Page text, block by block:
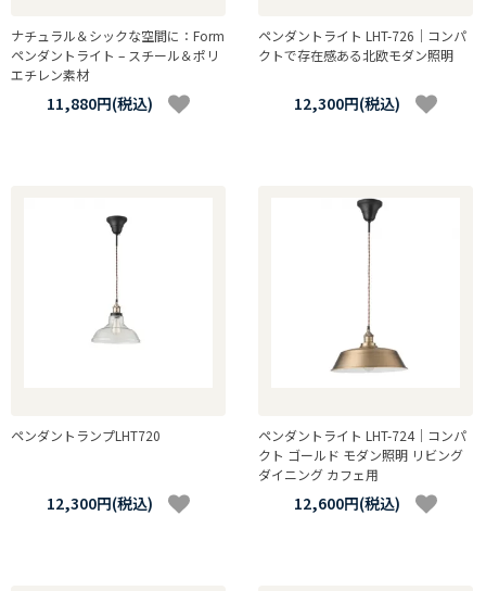
ナチュラル＆シックな空間に：Form
ペンダントライト – スチール＆ポリ
エチレン素材
11,880円(税込)
ペンダントライト LHT-726｜コンパ
クトで存在感ある北欧モダン照明
12,300円(税込)
ペンダントランプLHT720
12,300円(税込)
ペンダントライト LHT-724｜コンパ
クト ゴールド モダン照明 リビング
ダイニング カフェ用
12,600円(税込)